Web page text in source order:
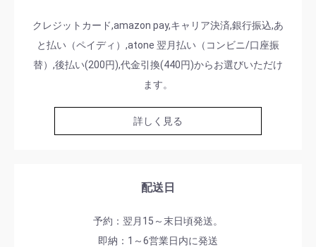
クレジットカード,amazon pay,キャリア決済,銀行振込,あ
と払い（ペイディ）,atone 翌月払い（コンビニ/口座振
替）,後払い(200円),代金引換(440円)からお選びいただけ
ます。
詳しく見る
配送日
予約：翌月15～末日頃発送。
即納：1～6営業日内に発送